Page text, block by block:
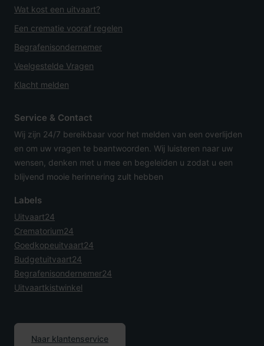
Wat kost een uitvaart?
Een crematie vooraf regelen
Begrafenisondernemer
Veelgestelde Vragen
Klacht melden
Service & Contact
Wij zijn 24/7 bereikbaar voor het melden van een overlijden
en om uw vragen te beantwoorden. Wij luisteren naar uw
wensen, denken met u mee en begeleiden u zodat u een
blijvend mooie herinnering zult hebben
Labels
Uitvaart24
Crematorium24
Goedkopeuitvaart24
Budgetuitvaart24
Begrafenisondernemer24
Uitvaartkistwinkel
Naar klantenservice